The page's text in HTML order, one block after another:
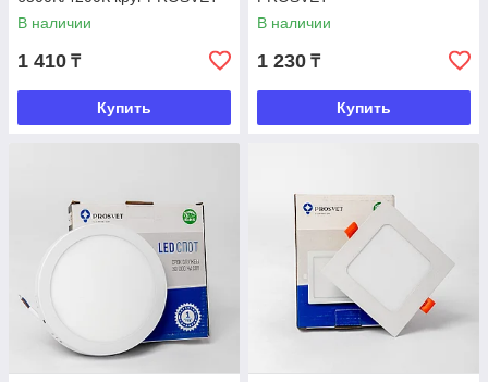
В наличии
1 410 ₸
Купить
В наличии
1 230 ₸
Купить